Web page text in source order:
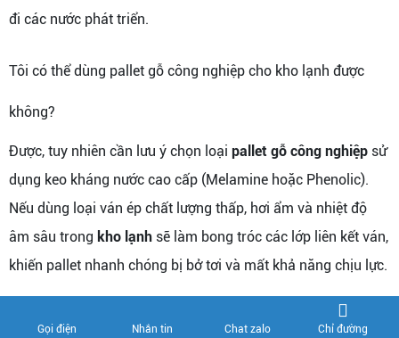
đi các nước phát triển.
Tôi có thể dùng pallet gỗ công nghiệp cho kho lạnh được
không?
Được, tuy nhiên cần lưu ý chọn loại pallet gỗ công nghiệp sử
dụng keo kháng nước cao cấp (Melamine hoặc Phenolic).
Nếu dùng loại ván ép chất lượng thấp, hơi ẩm và nhiệt độ
âm sâu trong kho lạnh sẽ làm bong tróc các lớp liên kết ván,
khiến pallet nhanh chóng bị bở tơi và mất khả năng chịu lực.
Chi phí hun trùng HT cho một chiếc pallet gỗ xuất khẩu là
Gọi điện Nhắn tin Chat zalo Chỉ đường